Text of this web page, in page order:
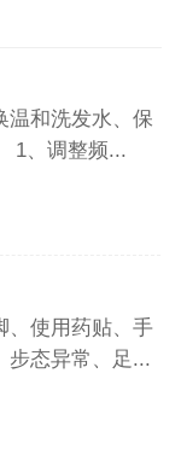
温和洗发水、保
1、调整频...
、使用药贴、手
步态异常、足...